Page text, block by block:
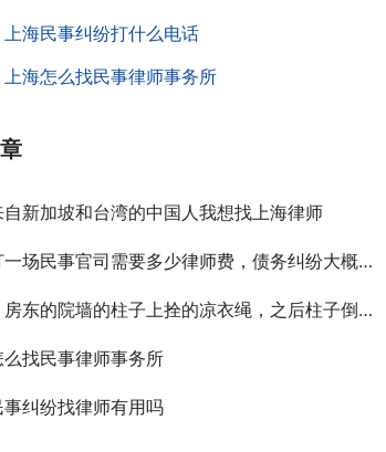
上海民事纠纷打什么电话
上海怎么找民事律师事务所
新加坡和台湾的中国人我想找上海律师
场民事官司需要多少律师费，债务纠纷大概36万
的院墙的柱子上拴的凉衣绳，之后柱子倒了砸了别人的车，现在让我赔偿
找民事律师事务所
纠纷找律师有用吗